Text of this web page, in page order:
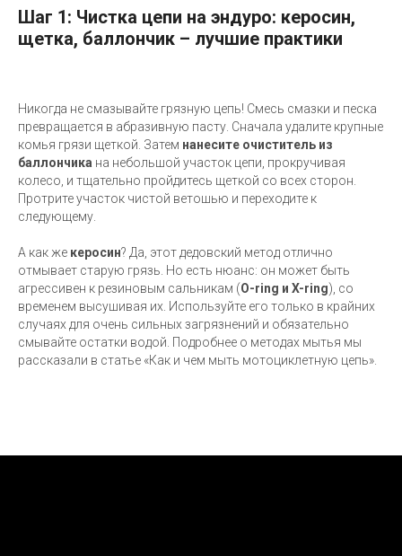
Шаг 1: Чистка цепи на эндуро: керосин,
щетка, баллончик – лучшие практики
Никогда не смазывайте грязную цепь! Смесь смазки и песка
превращается в абразивную пасту. Сначала удалите крупные
комья грязи щеткой. Затем нанесите очиститель из
баллончика на небольшой участок цепи, прокручивая
колесо, и тщательно пройдитесь щеткой со всех сторон.
Протрите участок чистой ветошью и переходите к
следующему.
А как же керосин? Да, этот дедовский метод отлично
отмывает старую грязь. Но есть нюанс: он может быть
агрессивен к резиновым сальникам (O-ring и X-ring), со
временем высушивая их. Используйте его только в крайних
случаях для очень сильных загрязнений и обязательно
смывайте остатки водой. Подробнее о методах мытья мы
рассказали в статье «Как и чем мыть мотоциклетную цепь».